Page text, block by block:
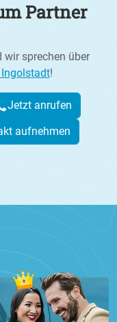
Partner
wir sprechen über
!
Jetzt anrufen
aufnehmen